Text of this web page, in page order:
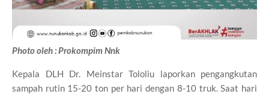
Photo oleh : Prokompim Nnk
Kepala DLH Dr. Meinstar Tololiu laporkan pengangkutan
sampah rutin 15-20 ton per hari dengan 8-10 truk. Saat hari